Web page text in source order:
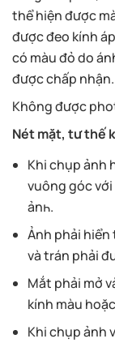
thể hiện được
được đeo kính
có màu đỏ do
được chấp nhận.
Không được
Nét mặt, tư thế
Khi chụp ảnh
vuông góc với
ảnһ.
Ảnh phải
và trán phải
Mắt phải mở
kính màu
Khi chụp ảnh